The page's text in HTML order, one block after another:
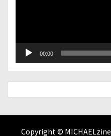
00:00
Copyright © MICHAELzine